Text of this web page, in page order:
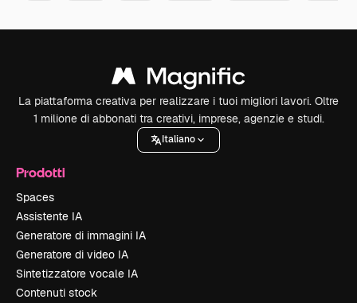
La piattaforma creativa per realizzare i tuoi migliori lavori. Oltre
1 milione di abbonati tra creativi, imprese, agenzie e studi.
Italiano
Prodotti
Spaces
Assistente IA
Generatore di immagini IA
Generatore di video IA
Sintetizzatore vocale IA
Contenuti stock